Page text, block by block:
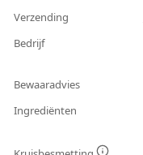
Verzending
Bedrijf
Bewaaradvies
Ingrediënten